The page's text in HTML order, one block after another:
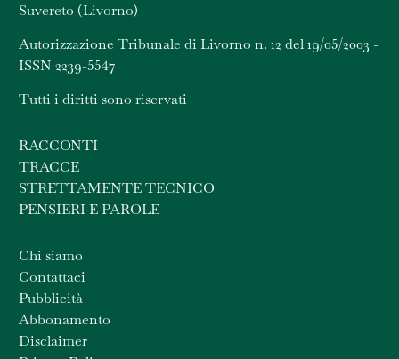
Suvereto (Livorno)
Autorizzazione Tribunale di Livorno n. 12 del 19/05/2003 -
ISSN 2239-5547
Tutti i diritti sono riservati
RACCONTI
TRACCE
STRETTAMENTE TECNICO
PENSIERI E PAROLE
Chi siamo
Contattaci
Pubblicità
Abbonamento
Disclaimer